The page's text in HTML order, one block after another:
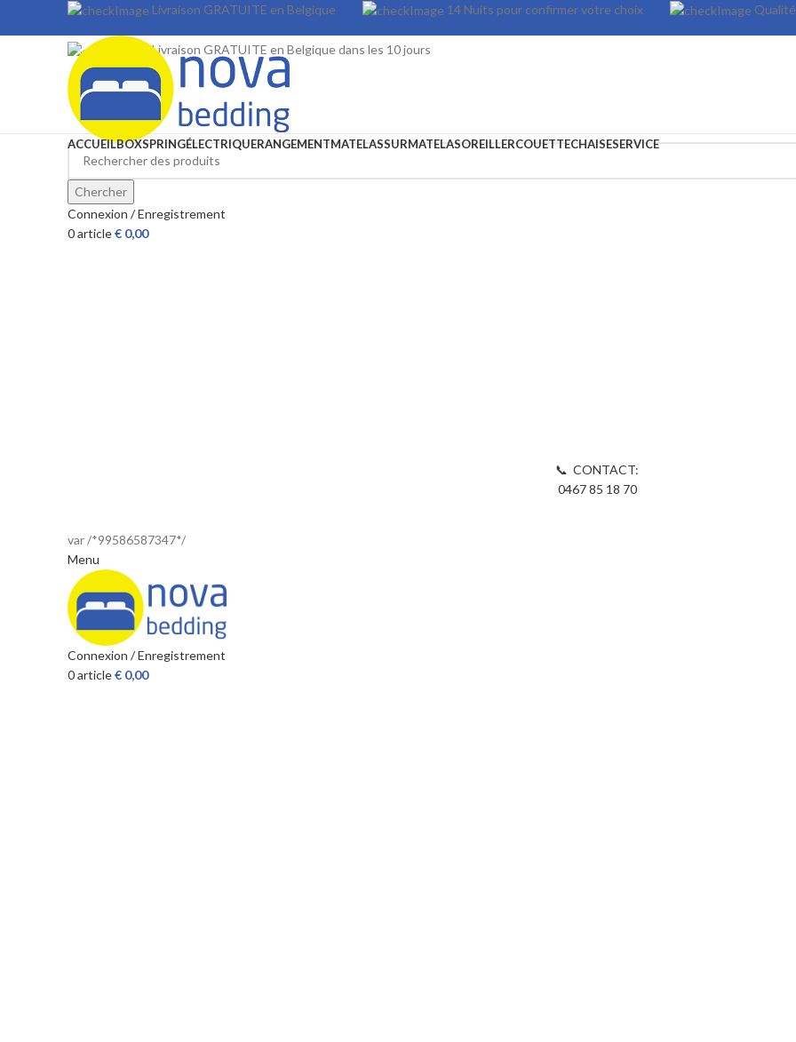
Livraison GRATUITE en Belgique 14 Nuits pour confirmer votre choix
Livraison GRATUITE en Belgique dans les 10 jours
Chercher
Connexion / Enregistrement
0article€ 0,00
📞 CONTACT:
0467 85 18 70
var /*99586587347*/
Menu
Connexion / Enregistrement
0article€ 0,00
ACCUEILBOXSPRINGÉLECTRIQUERANGEMENTMATELASSURMATELASOREILLERCOUETTECHAISESERVICE